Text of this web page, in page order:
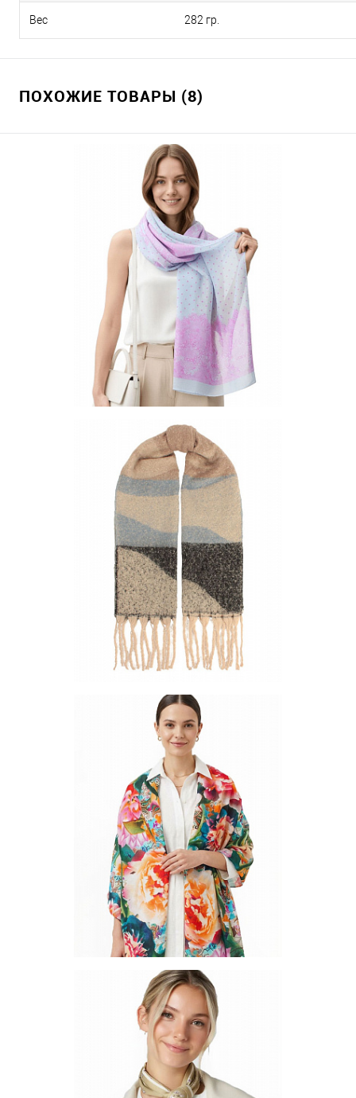
Вес 282 гр.
ПОХОЖИЕ ТОВАРЫ (8)
Запросить цену
Другие варианты товара
Запросить цену
Другие варианты товара
Запросить цену